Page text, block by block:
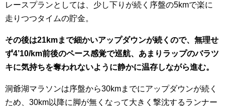
レースプランとしては、少し下りが続く序盤の5kmで楽に
走りつつタイムの貯金。
その後は21kmまで細かいアップダウンが続くので、無理せ
ず4’10/km前後のペース感覚で巡航、あまりラップのバラツ
キに気持ちを奪われないように静かに温存しながら進む。
洞爺湖マラソンは序盤から30kmまでにアップダウンが続く
ため、30km以降に脚が無くなって大きく撃沈するランナー